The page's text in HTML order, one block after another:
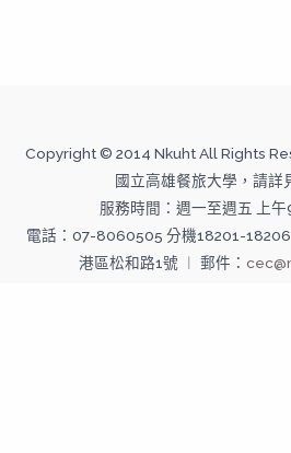
Copyright © 2014 Nkuht All Rights
國立高雄餐旅大學，請詳
服務時間：週一至週五 上
電話：07-8060505 分機18201-
港區松和路1號 ︱ 郵件：